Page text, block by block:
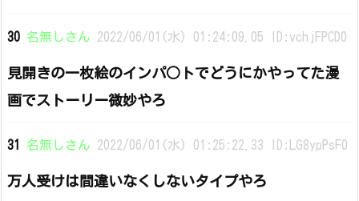
30 名無しさん 2022/06/01(水) 01:24:09.05 ID:vchjFPCD0
見開きの一枚絵のインパ○トでどうにかやってた漫
画でストーリー微妙やろ
31 名無しさん 2022/06/01(水) 01:25:22.33 ID:LG8ypPsF0
万人受けは間違いなくしないタイプやろ